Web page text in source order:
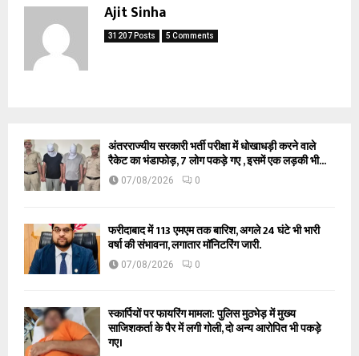
Ajit Sinha
31207 Posts 5 Comments
अंतरराज्यीय सरकारी भर्ती परीक्षा में धोखाधड़ी करने वाले
रैकेट का भंडाफोड़, 7 लोग पकड़े गए , इसमें एक लड़की भी...
07/08/2026 0
फरीदाबाद में 113 एमएम तक बारिश, अगले 24 घंटे भी भारी
वर्षा की संभावना, लगातार मॉनिटरिंग जारी.
07/08/2026 0
स्कार्पियों पर फायरिंग मामला: पुलिस मुठभेड़ में मुख्य
साजिशकर्ता के पैर में लगी गोली, दो अन्य आरोपित भी पकड़े
गए।